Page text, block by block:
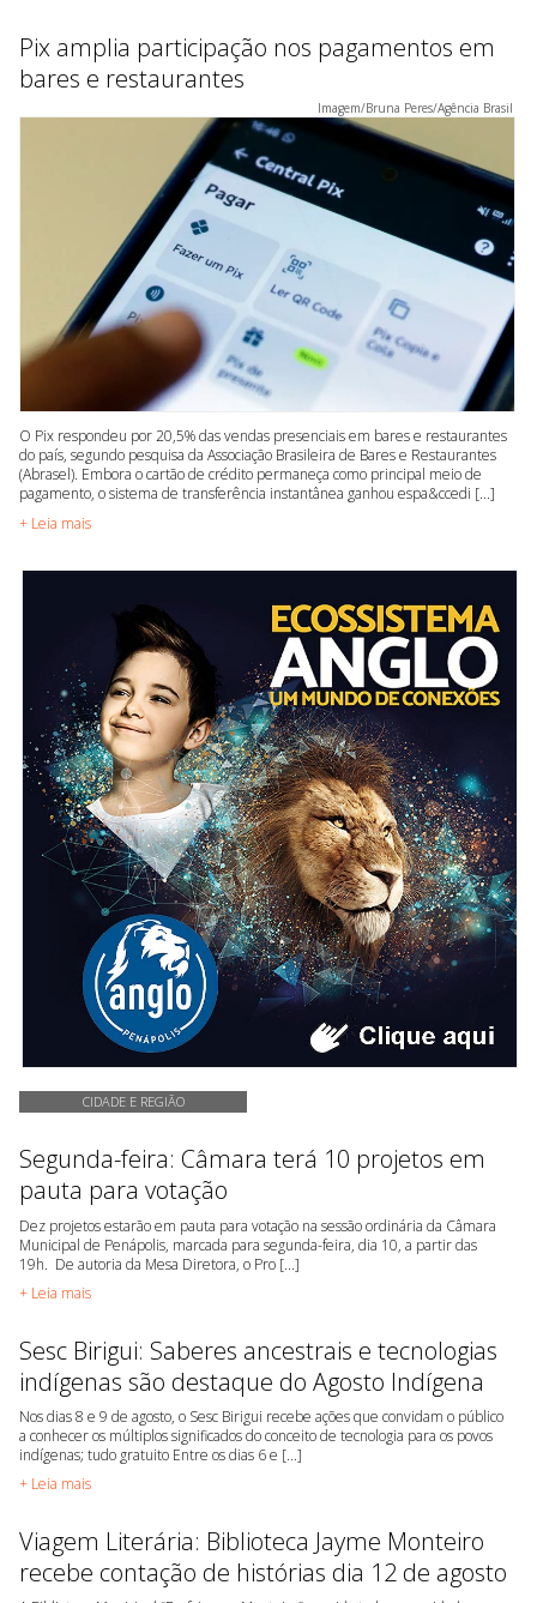
Pix amplia participação nos pagamentos em
bares e restaurantes
Imagem/Bruna Peres/Agência Brasil
O Pix respondeu por 20,5% das vendas presenciais em bares e restaurantes
do país, segundo pesquisa da Associação Brasileira de Bares e Restaurantes
(Abrasel). Embora o cartão de crédito permaneça como principal meio de
pagamento, o sistema de transferência instantânea ganhou espa&ccedi [...]
+ Leia mais
CIDADE E REGIÃO
Segunda-feira: Câmara terá 10 projetos em
pauta para votação
Dez projetos estarão em pauta para votação na sessão ordinária da Câmara
Municipal de Penápolis, marcada para segunda-feira, dia 10, a partir das
19h. De autoria da Mesa Diretora, o Pro [...]
+ Leia mais
Sesc Birigui: Saberes ancestrais e tecnologias
indígenas são destaque do Agosto Indígena
Nos dias 8 e 9 de agosto, o Sesc Birigui recebe ações que convidam o público
a conhecer os múltiplos significados do conceito de tecnologia para os povos
indígenas; tudo gratuito Entre os dias 6 e [...]
+ Leia mais
Viagem Literária: Biblioteca Jayme Monteiro
recebe contação de histórias dia 12 de agosto